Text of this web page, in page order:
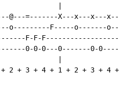
@---=-------X---x---x---
F-----o-------
F-F-
0-0-0---0-------0-
2 + 3 + 4 + 1 + 2 + 3 + 4 +